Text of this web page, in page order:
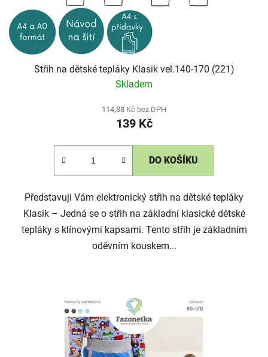
Střih na dětské tepláky Klasik vel.140-170 (221)
Skladem
114,88 Kč bez DPH
139 Kč
DO KOŠÍKU
Představuji Vám elektronický střih na dětské tepláky
Klasik – Jedná se o střih na základní klasické dětské
tepláky s klínovými kapsami. Tento střih je základním
oděvním kouskem...